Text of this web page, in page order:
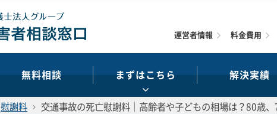
無料相談 まずはこちら 解決実績
運営者情報 料金費用
慰謝料 交通事故の死亡慰謝料｜高齢者や子どもの相場は？80歳、